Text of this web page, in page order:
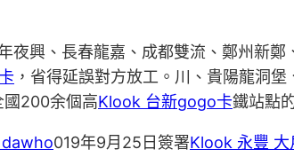
夜興、長春龍嘉、成都雙流、鄭州新鄭
，省得延誤對方放工。川、貴陽龍洞
國200余個高Klook 台新gogo卡鐵站點
019年9月25日簽署Klook 永豐 大